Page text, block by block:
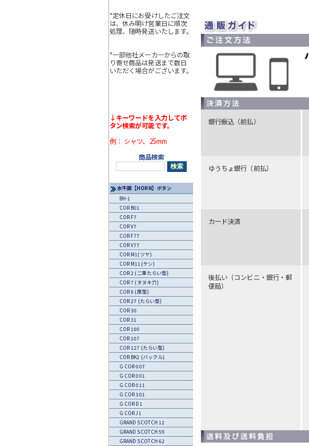
*定休日にお受けしたご注文
は、休み明け営業日に順次
処理、随時発送いたします。
*一部他社メーカーからの取
り寄せ商品は発送まで数日
いただく場合がございます。
↓キーワードを入力してボ
タン検索が可能です。
例： シャツ、25mm
商品検索
水牛調【HORN】ボタン
BH-1
COR B01
COR F7
COR V7
COR F77
COR V77
COR M1(ツヤ)
COR M11(ケシ)
COR 2 (二重たらい型)
COR 7 (タヌキ穴)
COR 8 (厚型)
COR 27 (たらい型)
COR 30
COR 31
COR 100
COR 107
COR 127 (たらい型)
COR BK2 (バックル)
G COR 007
G COR 001
G COR 011
G COR 301
G COR D1
G COR J1
GRAND SCOTCH 12
GRAND SCOTCH 59
GRAND SCOTCH 62
銀行振込（前払）
ゆうちょ銀行（前払）
カード決済
後払い（コンビニ・銀行・郵
便局）